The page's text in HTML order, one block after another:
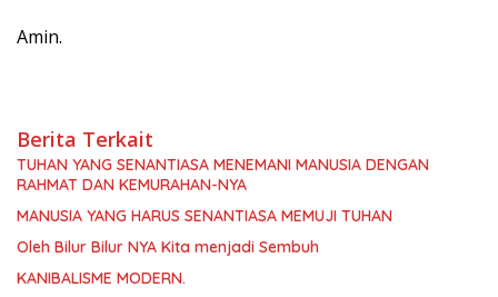
Amin.
Berita Terkait
TUHAN YANG SENANTIASA MENEMANI MANUSIA DENGAN
RAHMAT DAN KEMURAHAN-NYA
MANUSIA YANG HARUS SENANTIASA MEMUJI TUHAN
Oleh Bilur Bilur NYA Kita menjadi Sembuh
KANIBALISME MODERN.